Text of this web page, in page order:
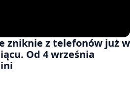
zniknie z telefonów już w
Od 4 września